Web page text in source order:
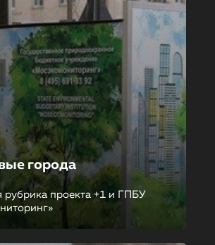
города
рубрика проекта +1 и ГПБУ